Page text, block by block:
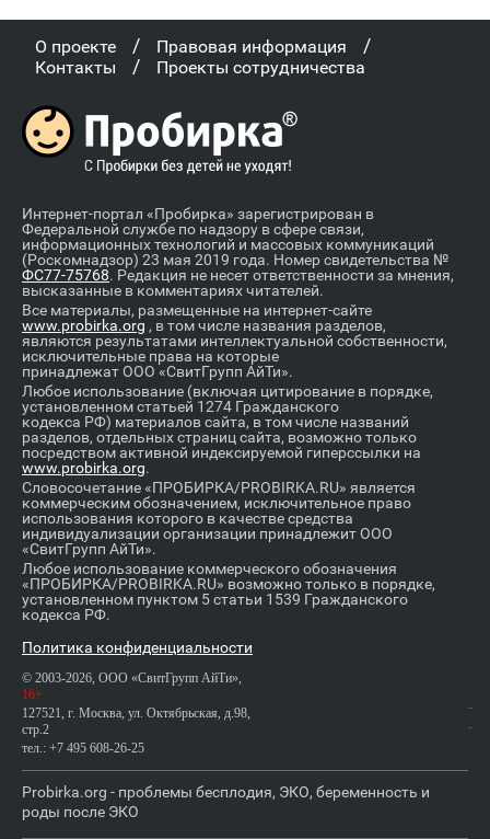
О проекте / Правовая информация /
Контакты / Проекты сотрудничества
Интернет-портал «Пробирка» зарегистрирован в
Федеральной службе по надзору в сфере связи,
информационных технологий и массовых коммуникаций
(Роскомнадзор) 23 мая 2019 года. Номер свидетельства №
ФС77-75768. Редакция не несет ответственности за мнения,
высказанные в комментариях читателей.
Все материалы, размещенные на интернет-сайте
www.probirka.org , в том числе названия разделов,
являются результатами интеллектуальной собственности,
исключительные права на которые
принадлежат ООО «СвитГрупп АйТи».
Любое использование (включая цитирование в порядке,
установленном статьей 1274 Гражданского
кодекса РФ) материалов сайта, в том числе названий
разделов, отдельных страниц сайта, возможно только
посредством активной индексируемой гиперссылки на
www.probirka.org.
Словосочетание «ПРОБИРКА/PROBIRKA.RU» является
коммерческим обозначением, исключительное право
использования которого в качестве средства
индивидуализации организации принадлежит ООО
«СвитГрупп АйТи».
Любое использование коммерческого обозначения
«ПРОБИРКА/PROBIRKA.RU» возможно только в порядке,
установленном пунктом 5 статьи 1539 Гражданского
кодекса РФ.
Политика конфиденциальности
© 2003-2026, ООО «СвитГрупп АйТи»,
16+
127521, г. Москва, ул. Октябрьская, д.98,
стр.2
тел.: +7 495 608-26-25
Probirka.org - проблемы бесплодия, ЭКО, беременность и
роды после ЭКО